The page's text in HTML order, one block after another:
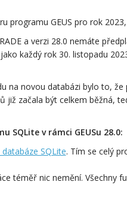
programu GEUS pro rok
a verzi 28.0 nemáte
každý rok 30. listopadu
na novou databázi bylo to,
již začala být celkem běžná,
SQLite v rámci GEUSu 28.0:
SQLite. Tím se celý
téměř nic nemění. Všechny